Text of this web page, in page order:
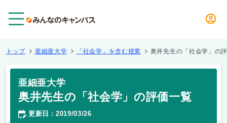
トップ 亜細亜大学 「社会学」を含む授業 奥井先生の「社会学」の
亜細亜大学
奥井先生の「社会学」の評価一覧
更新日 ： 2019/03/26